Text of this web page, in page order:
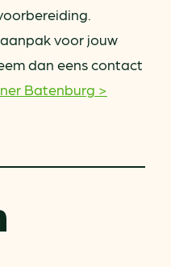
voor jouw
dan eens contact
Batenburg >